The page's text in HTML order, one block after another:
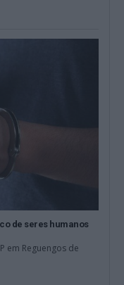
de seres humanos
em Reguengos de